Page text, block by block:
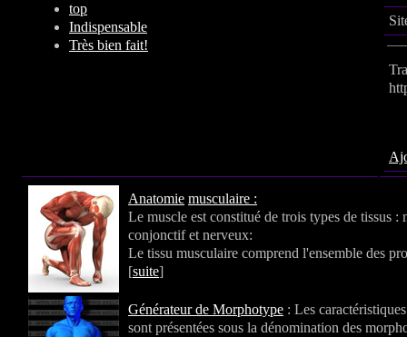
top
Indispensable
Très bien fait!
Anatomie musculaire :
Le muscle est constitué de trois types de tissus :
conjonctif et nerveux:
Le tissu musculaire comprend l'ensemble des
[suite]
Générateur de Morphotype : Les
sont présentées sous la dénomination des